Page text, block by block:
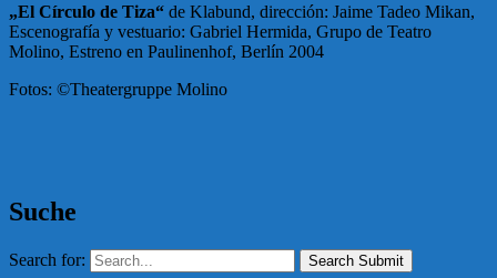
„El Círculo de Tiza“ de Klabund, dirección: Jaime Tadeo Mikan,
Escenografía y vestuario: Gabriel Hermida, Grupo de Teatro
Molino, Estreno en Paulinenhof, Berlín 2004
Fotos: ©Theatergruppe Molino
Suche
Search for: Search Submit